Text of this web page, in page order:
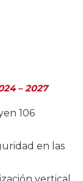
– 2027
106
en las